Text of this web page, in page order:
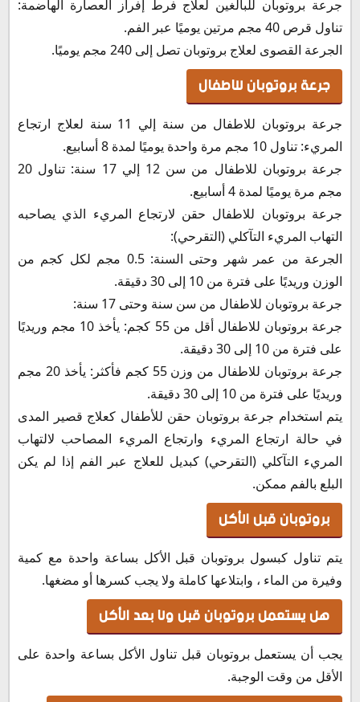
جرعة بروتوبان للبالغين لعلاج فرط إفراز العصارة الهاضمة:
تناول قرص 40 مجم مرتين يوميًا عبر الفم.
الجرعة القصوى لعلاج بروتوبان تصل إلى 240 مجم يوميًا.
جرعة بروتوبان للاطفال
جرعة بروتوبان للاطفال من سنة إلي 11 سنة لعلاج ارتجاع
المريء: تناول 10 مجم مرة واحدة يوميًا لمدة 8 أسابيع.
جرعة بروتوبان للاطفال من سن 12 إلي 17 سنة: تناول 20
مجم مرة يوميًا لمدة 4 أسابيع.
جرعة بروتوبان للاطفال حقن لارتجاع المريء الذي يصاحبه
التهاب المريء التآكلي (التقرحي):
الجرعة من عمر شهر وحتى السنة: 0.5 مجم لكل كجم من
الوزن وريديًا على فترة من 10 إلى 30 دقيقة.
جرعة بروتوبان للاطفال من سن سنة وحتى 17 سنة:
جرعة بروتوبان للاطفال أقل من 55 كجم: يأخذ 10 مجم وريديًا
على فترة من 10 إلى 30 دقيقة.
جرعة بروتوبان للاطفال من وزن 55 كجم فأكثر: يأخذ 20 مجم
وريديًا على فترة من 10 إلى 30 دقيقة.
يتم استخدام جرعة بروتوبان حقن للأطفال كعلاج قصير المدى
في حالة ارتجاع المريء وارتجاع المريء المصاحب لالتهاب
المريء التآكلي (التقرحي) كبديل للعلاج عبر الفم إذا لم يكن
البلع بالفم ممكن.
بروتوبان قبل الأكل
يتم تناول كبسول بروتوبان قبل الأكل بساعة واحدة مع كمية
وفيرة من الماء ، وابتلاعها كاملة ولا يجب كسرها أو مضغها.
هل يستعمل بروتوبان قبل ولا بعد الأكل
يجب أن يستعمل بروتوبان قبل تناول الأكل بساعة واحدة على
الأقل من وقت الوجبة.